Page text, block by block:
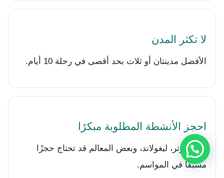
لا تكثر المدن
الأفضل مدينتان أو ثلاث بحد أقصى في رحلة 10 أيام.
احجز الأنشطة المطلوبة مبكرًا
هاري بوتر، ليغولاند، وبعض المعالم قد تحتاج حجزًا
مسبقًا في المواسم.